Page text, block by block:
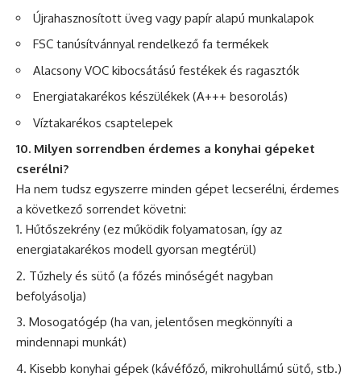
Újrahasznosított üveg vagy papír alapú munkalapok
FSC tanúsítvánnyal rendelkező fa termékek
Alacsony VOC kibocsátású festékek és ragasztók
Energiatakarékos készülékek (A+++ besorolás)
Víztakarékos csaptelepek
10. Milyen sorrendben érdemes a konyhai gépeket
cserélni?
Ha nem tudsz egyszerre minden gépet lecserélni, érdemes
a következő sorrendet követni:
Hűtőszekrény (ez működik folyamatosan, így az
energiatakarékos modell gyorsan megtérül)
Tűzhely és sütő (a főzés minőségét nagyban
befolyásolja)
Mosogatógép (ha van, jelentősen megkönnyíti a
mindennapi munkát)
Kisebb konyhai gépek (kávéfőző, mikrohullámú sütő, stb.)